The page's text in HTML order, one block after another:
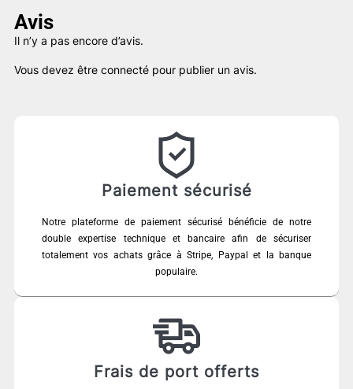
Avis
Il n’y a pas encore d’avis.
Vous devez être connecté pour publier un avis.
Paiement sécurisé
Notre plateforme de paiement sécurisé bénéficie de notre
double expertise technique et bancaire afin de sécuriser
totalement vos achats grâce à Stripe, Paypal et la banque
populaire.
Frais de port offerts